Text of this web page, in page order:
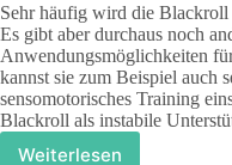
Sehr häufig wird die
Es gibt aber durchaus noch
Anwendungsmöglichkeiten
kannst sie zum Beispiel auch
sensomotorisches Training
Blackroll als instabile
Weiterlesen